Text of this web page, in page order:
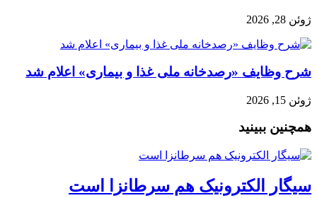
ژوئن 28, 2026
شرح وظایف «رصدخانه ملی غذا و بیماری» اعلام شد
ژوئن 15, 2026
همچنین ببینید
سیگار الکترونیک هم سرطانزا است